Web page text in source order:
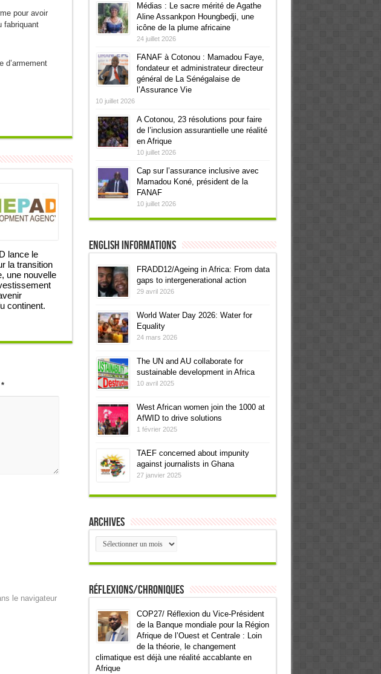
pour avoir
fabriquant
d’armement
lance le
la transition
une nouvelle
continent.
*
le navigateur
Médias : Le sacre mérité de Agathe
Aline Assankpon Houngbedji, une
icône de la plume africaine
24 juillet 2026
FANAF à Cotonou : Mamadou Faye,
fondateur et administrateur directeur
général de La Sénégalaise de
l’Assurance Vie
10 juillet 2026
A Cotonou, 23 résolutions pour faire
de l’inclusion assurantielle une réalité
en Afrique
10 juillet 2026
Cap sur l’assurance inclusive avec
Mamadou Koné, président de la
FANAF
10 juillet 2026
English informations
FRADD12/Ageing in Africa: From data
gaps to intergenerational action
29 avril 2026
World Water Day 2026: Water for
Equality
24 mars 2026
The UN and AU collaborate for
sustainable development in Africa
10 avril 2025
West African women join the 1000 at
AfWID to drive solutions
1 février 2025
TAEF concerned about impunity
against journalists in Ghana
27 janvier 2025
Archives
Archives
Réflexions/Chroniques
COP27/ Réflexion du Vice-Président
de la Banque mondiale pour la Région
Afrique de l’Ouest et Centrale : Loin
de la théorie, le changement
climatique est déjà une réalité accablante en
Afrique